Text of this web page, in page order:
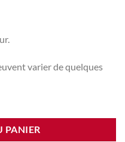
varier de quelques
PANIER